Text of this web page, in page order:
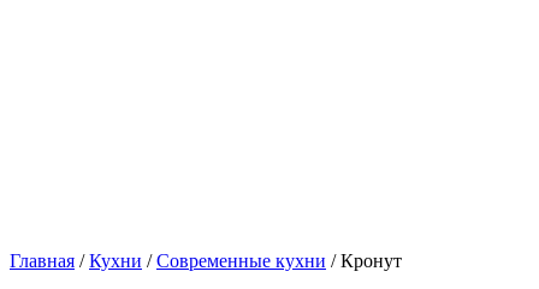
Главная /Кухни /Современные кухни / Кронут